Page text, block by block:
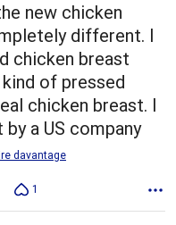
new chicken
different. I
chicken breast
of pressed
chicken breast. I
a US company
davantage
1